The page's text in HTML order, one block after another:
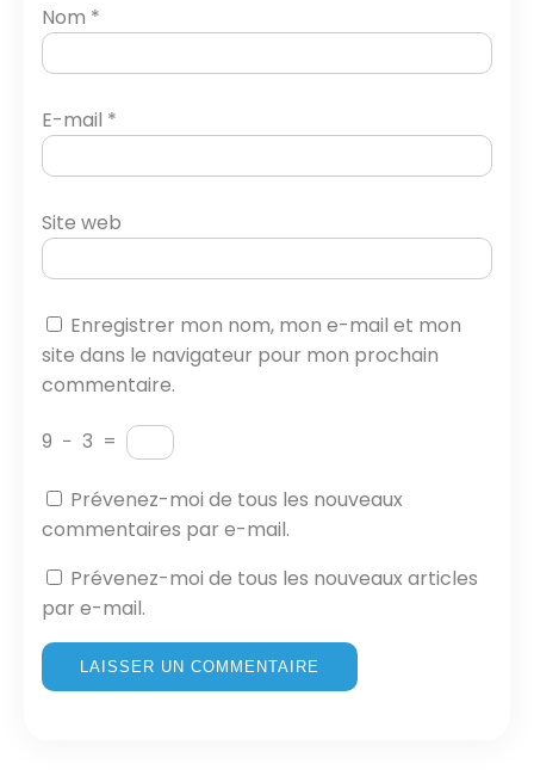
Nom *
E-mail *
Site web
Enregistrer mon nom, mon e-mail et mon
site dans le navigateur pour mon prochain
commentaire.
9 − 3 =
Prévenez-moi de tous les nouveaux
commentaires par e-mail.
Prévenez-moi de tous les nouveaux articles
par e-mail.